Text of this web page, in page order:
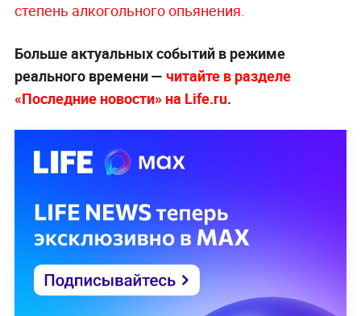
степень алкогольного опьянения.
Больше актуальных событий в режиме
реального времени — читайте в разделе
«Последние новости» на Life.ru.